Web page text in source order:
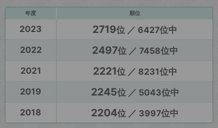
年度 順位
2023 2719位 ／ 6427位中
2022
2497位 ／ 7458位中
2021
2221位 ／ 8231位中
2019
2245位 ／ 5043位中
2018
2204位 ／ 3997位中